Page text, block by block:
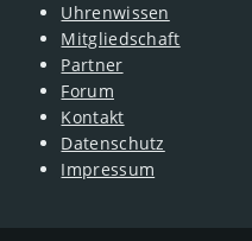
Uhrenwissen
Mitgliedschaft
Partner
Forum
Kontakt
Datenschutz
Impressum